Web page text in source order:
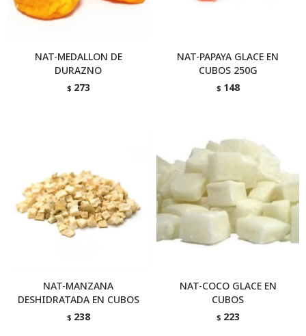
NAT-MEDALLON DE
DURAZNO
$ 273
NAT-PAPAYA GLACE EN
CUBOS 250G
$ 148
NAT-MANZANA
DESHIDRATADA EN CUBOS
$ 238
NAT-COCO GLACE EN
CUBOS
$ 223